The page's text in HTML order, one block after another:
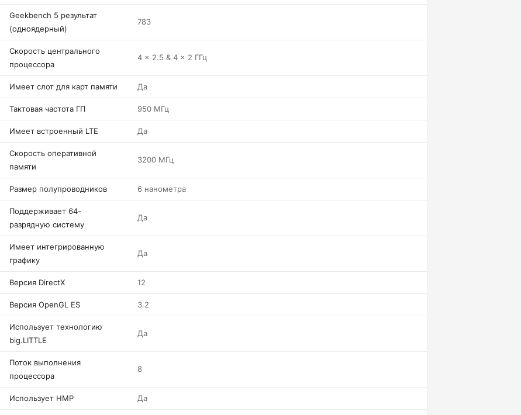
Geekbench 5 результат
(одноядерный)
783
Скорость центрального
процессора
4 x 2.5 & 4 x 2 ГГц
Имеет слот для карт памяти Да
Тактовая частота ГП 950 МГц
Имеет встроенный LTE Да
Скорость оперативной
памяти
3200 МГц
Размер полупроводников 6 нанометра
Поддерживает 64-
разрядную систему
Да
Имеет интегрированную
графику
Да
Версия DirectX 12
Версия OpenGL ES 3.2
Использует технологию
big.LITTLE
Да
Поток выполнения
процессора
8
Использует HMP Да